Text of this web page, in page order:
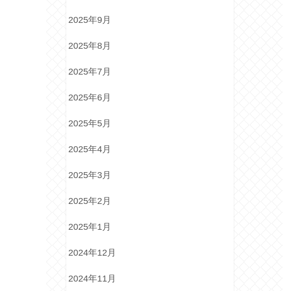
2025年9月
2025年8月
2025年7月
2025年6月
2025年5月
2025年4月
2025年3月
2025年2月
2025年1月
2024年12月
2024年11月